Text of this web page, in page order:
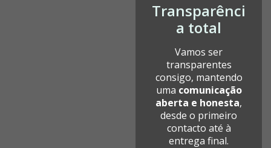
Transparênci
a total
Vamos ser
transparentes
consigo, mantendo
uma comunicação
aberta e honesta,
desde o primeiro
contacto até à
entrega final.